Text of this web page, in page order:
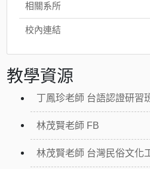
相關系所
校內連結
教學資源
丁鳳珍老師 台語認證研習
林茂賢老師 FB
林茂賢老師 台灣民俗文化